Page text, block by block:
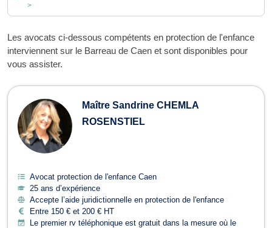
>
Les avocats ci-dessous compétents en protection de l'enfance
interviennent sur le Barreau de Caen et sont disponibles pour
vous assister.
Avocats en protection de l'enfance à
Maître Sandrine CHEMLA
ROSENSTIEL
Avocat protection de l'enfance Caen
25 ans d’expérience
Accepte l’aide juridictionnelle en protection de l'enfance
Entre 150 € et 200 € HT
Le premier rv téléphonique est gratuit dans la mesure où le